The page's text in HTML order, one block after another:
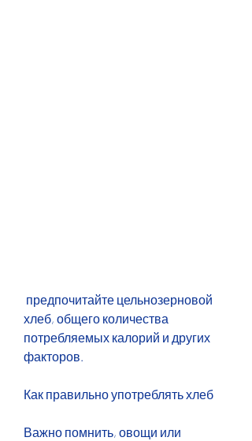
хлеб, общего количества
потребляемых калорий и других
факторов.
Как правильно употреблять хлеб
Важно помнить, овощи или